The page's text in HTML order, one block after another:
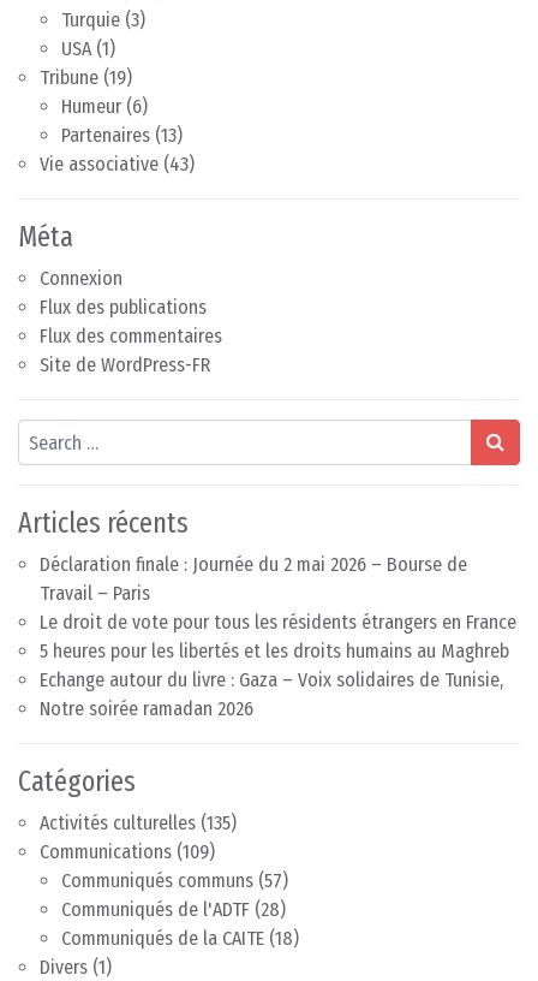
Turquie (3)
USA(1)
Tribune (19)
Humeur (6)
Partenaires (13)
Vie associative (43)
Méta
Connexion
Flux des publications
Flux des commentaires
Site de WordPress-FR
Search
Articles récents
Déclaration finale : Journée du 2 mai 2026 – Bourse de
Travail – Paris
Le droit de vote pour tous les résidents étrangers en France
5 heures pour les libertés et les droits humains au Maghreb
Echange autour du livre : Gaza – Voix solidaires de Tunisie,
Notre soirée ramadan 2026
Catégories
Activités culturelles (135)
Communications (109)
Communiqués communs (57)
Communiqués de l'ADTF (28)
Communiqués de la CAITE (18)
Divers (1)